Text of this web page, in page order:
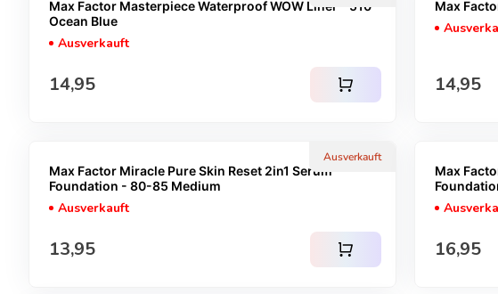
Max Factor Masterpiece Waterproof WOW Liner - 510
Ocean Blue
Ausverkauft
Regulärer Preis
14,95 shopping_cart
Max
14,95
Ausverkauft
Max Factor Miracle Pure Skin Reset 2in1 Serum
Foundation - 80-85 Medium
Ausverkauft
Regulärer Preis
13,95 shopping_cart
Max
16,95